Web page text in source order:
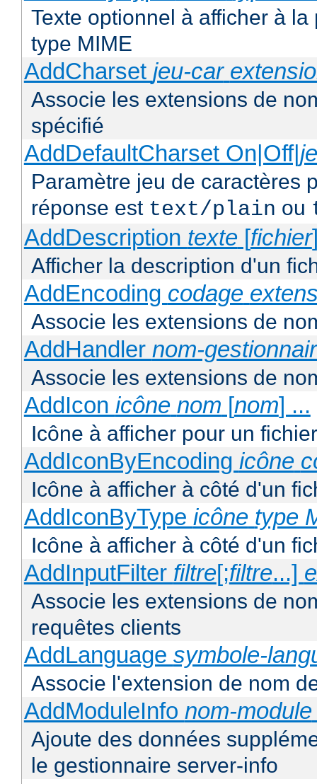
Texte optionnel à afficher à
type MIME
AddCharset jeu-car
Associe les extensions de
spécifié
AddDefaultCharset On|Off|
Paramètre jeu de caractères
réponse est text/plain ou
AddDescription texte [fichier
Afficher la description d'un
AddEncoding codage
Associe les extensions de
AddHandler nom-
Associe les extensions de
AddIcon icône nom [nom] ...
Icône à afficher pour un
AddIconByEncoding icône
Icône à afficher à côté d'un
AddIconByType icône type
Icône à afficher à côté d'un
AddInputFilter filtre[;filtre...]
Associe les extensions de
requêtes clients
AddLanguage symbole-
Associe l'extension de nom
AddModuleInfo nom-module
Ajoute des données
le gestionnaire server-info